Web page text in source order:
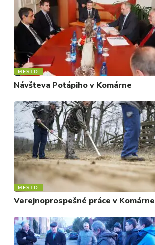
MESTO
Návšteva Potápiho v Komárne
MESTO
Verejnoprospešné práce v Komárne